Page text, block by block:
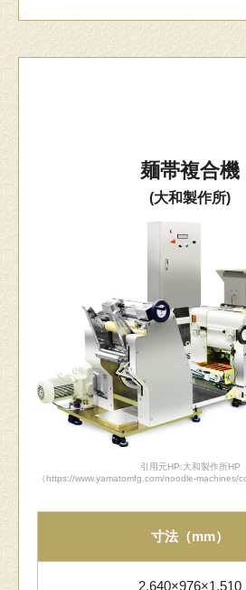
麺帯複合機
(大和製作所)
引用元HP:大和製作所HP
（https://www.yamatomfg.com/noodle-
寸法（mm）
2,640×976×1,510